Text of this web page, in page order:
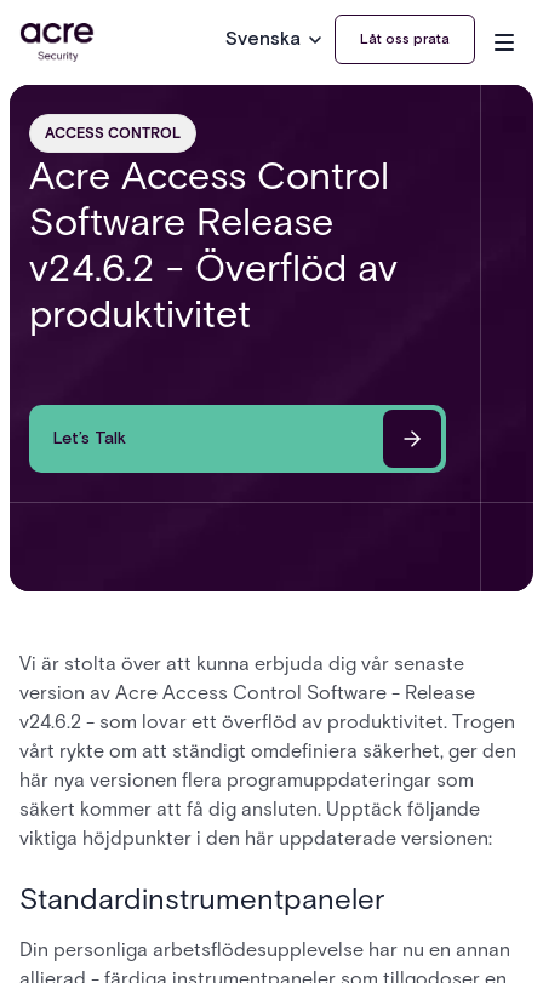
Svenska Låt oss prata
ACCESS CONTROL
Acre Access Control
Software Release
v24.6.2 - Överflöd av
produktivitet
Let’s Talk
Vi är stolta över att kunna erbjuda dig vår senaste
version av Acre Access Control Software - Release
v24.6.2 - som lovar ett överflöd av produktivitet. Trogen
vårt rykte om att ständigt omdefiniera säkerhet, ger den
här nya versionen flera programuppdateringar som
säkert kommer att få dig ansluten. Upptäck följande
viktiga höjdpunkter i den här uppdaterade versionen:
Standardinstrumentpaneler
Din personliga arbetsflödesupplevelse har nu en annan